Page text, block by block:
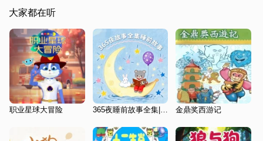
大家都在听
职业星球大冒险 365夜睡前故事全集|睡前故事 金鼎奖西游记